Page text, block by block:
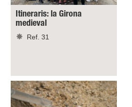
Itineraris: la Girona
medieval
Ref. 31